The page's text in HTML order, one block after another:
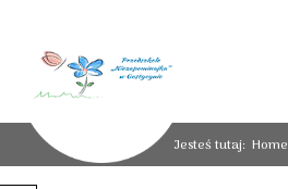
Jesteś tutaj:Home